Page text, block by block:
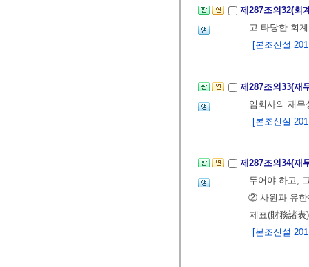
제287조의32(회
고 타당한 회
[본조신설
제287조의33(재
임회사의 재
[본조신설
제287조의34(재
두어야 하고,
② 사원과 유한
제표(財務諸
[본조신설